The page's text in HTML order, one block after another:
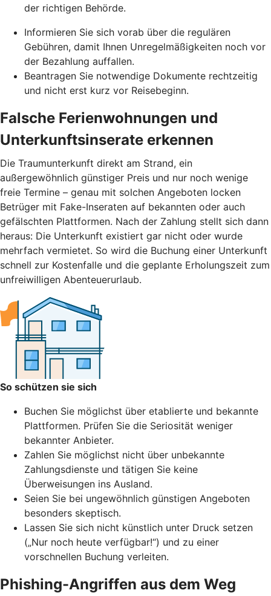
der richtigen Behörde.
Informieren Sie sich vorab über die regulären
Gebühren, damit Ihnen Unregelmäßigkeiten noch vor
der Bezahlung auffallen.
Beantragen Sie notwendige Dokumente rechtzeitig
und nicht erst kurz vor Reisebeginn.
Falsche Ferienwohnungen und
Unterkunftsinserate erkennen
Die Traumunterkunft direkt am Strand, ein
außergewöhnlich günstiger Preis und nur noch wenige
freie Termine – genau mit solchen Angeboten locken
Betrüger mit Fake-Inseraten auf bekannten oder auch
gefälschten Plattformen. Nach der Zahlung stellt sich dann
heraus: Die Unterkunft existiert gar nicht oder wurde
mehrfach vermietet. So wird die Buchung einer Unterkunft
schnell zur Kostenfalle und die geplante Erholungszeit zum
unfreiwilligen Abenteuerurlaub.
So schützen sie sich
Buchen Sie möglichst über etablierte und bekannte
Plattformen. Prüfen Sie die Seriosität weniger
bekannter Anbieter.
Zahlen Sie möglichst nicht über unbekannte
Zahlungsdienste und tätigen Sie keine
Überweisungen ins Ausland.
Seien Sie bei ungewöhnlich günstigen Angeboten
besonders skeptisch.
Lassen Sie sich nicht künstlich unter Druck setzen
(„Nur noch heute verfügbar!“) und zu einer
vorschnellen Buchung verleiten.
Phishing-Angriffen aus dem Weg